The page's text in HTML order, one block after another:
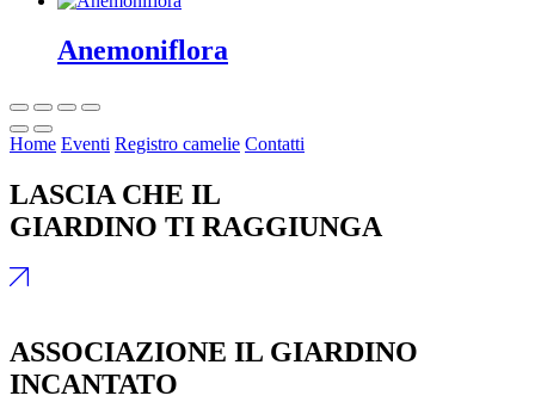
Anemoniflora
Home Eventi Registro camelie Contatti
LASCIA CHE IL
GIARDINO TI RAGGIUNGA
ASSOCIAZIONE IL GIARDINO
INCANTATO